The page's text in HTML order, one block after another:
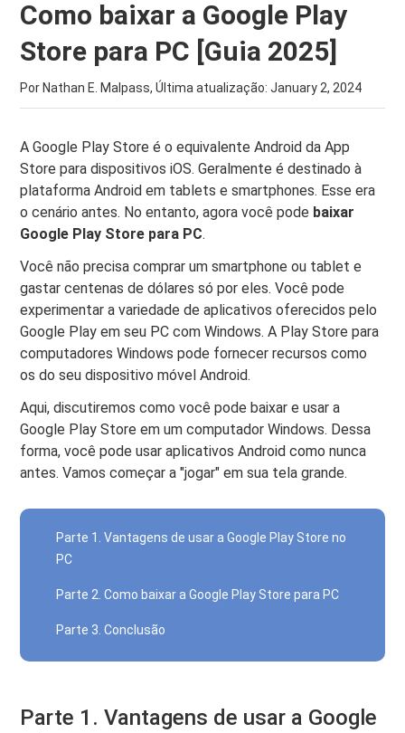
Como baixar a Google Play
Store para PC [Guia 2025]
Por Nathan E. Malpass, Última atualização:January 2, 2024
A Google Play Store é o equivalente Android da App
Store para dispositivos iOS. Geralmente é destinado à
plataforma Android em tablets e smartphones. Esse era
o cenário antes. No entanto, agora você pode baixar
Google Play Store para PC.
Você não precisa comprar um smartphone ou tablet e
gastar centenas de dólares só por eles. Você pode
experimentar a variedade de aplicativos oferecidos pelo
Google Play em seu PC com Windows. A Play Store para
computadores Windows pode fornecer recursos como
os do seu dispositivo móvel Android.
Aqui, discutiremos como você pode baixar e usar a
Google Play Store em um computador Windows. Dessa
forma, você pode usar aplicativos Android como nunca
antes. Vamos começar a "jogar" em sua tela grande.
Parte 1. Vantagens de usar a Google Play Store no
PC
Parte 2. Como baixar a Google Play Store para PC
Parte 3. Conclusão
Parte 1. Vantagens de usar a Google